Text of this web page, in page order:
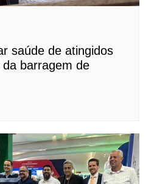
saúde de atingidos
barragem de